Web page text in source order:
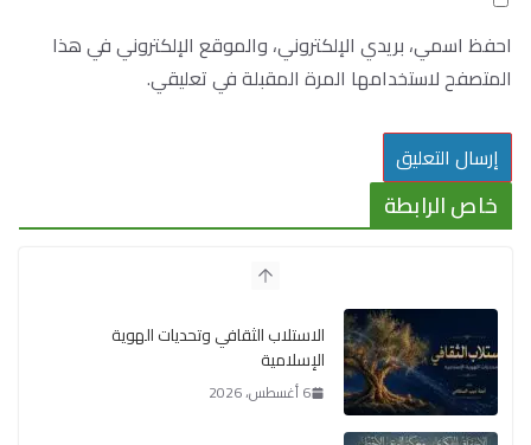
احفظ اسمي، بريدي الإلكتروني، والموقع الإلكتروني في هذا
المتصفح لاستخدامها المرة المقبلة في تعليقي.
خاص الرابطة
الاستلاب الثقافي وتحديات الهوية
الإسلامية
6 أغسطس، 2026